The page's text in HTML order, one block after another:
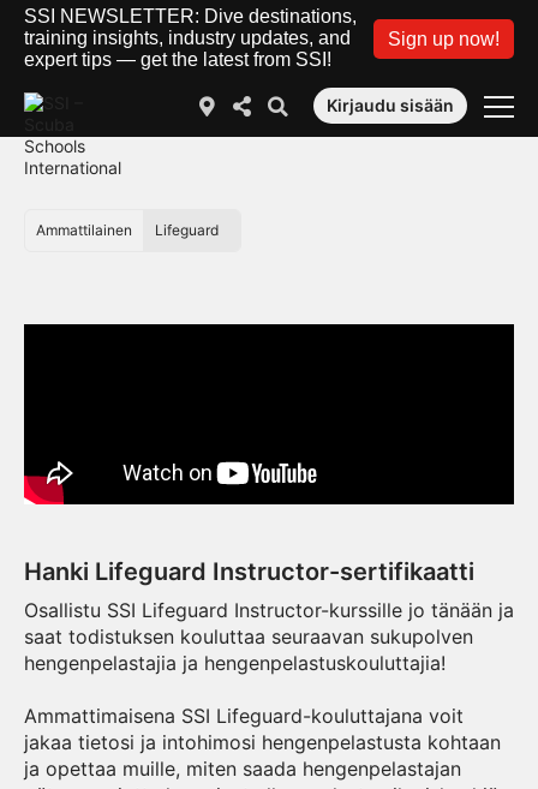
SSI NEWSLETTER: Dive destinations,
training insights, industry updates, and
expert tips — get the latest from SSI!
Sign up now!
Kirjaudu sisään
Ammattilainen Lifeguard
Hanki Lifeguard Instructor-sertifikaatti
Osallistu SSI Lifeguard Instructor-kurssille jo tänään ja
saat todistuksen kouluttaa seuraavan sukupolven
hengenpelastajia ja hengenpelastuskouluttajia!
Ammattimaisena SSI Lifeguard-kouluttajana voit
jakaa tietosi ja intohimosi hengenpelastusta kohtaan
ja opettaa muille, miten saada hengenpelastajan